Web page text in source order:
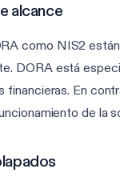
alcance
como NIS2
DORA está
financieras. En
de la